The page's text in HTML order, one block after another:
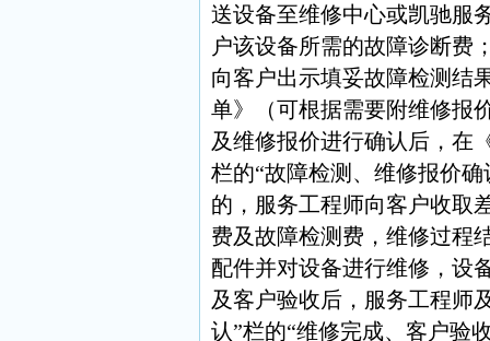
送设备至维修中心或凯驰服
户该设备所需的故障诊断
向客户出示填妥故障检测结
单》（可根据需要附维修报
及维修报价进行确认后，在
栏的“故障检测、维修报价
的，服务工程师向客户收取
费及故障检测费，维修过程
配件并对设备进行维修，设
及客户验收后，服务工程师
认”栏的“维修完成、客户验